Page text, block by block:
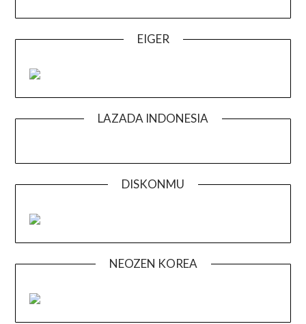
EIGER
LAZADA INDONESIA
DISKONMU
NEOZEN KOREA